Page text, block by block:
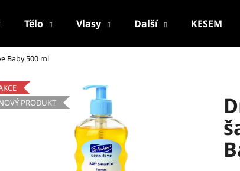
Tělo Vlasy Další KESEM
Baby 500 ml
PRODUKT
potřebujete najít?
Doporučujeme